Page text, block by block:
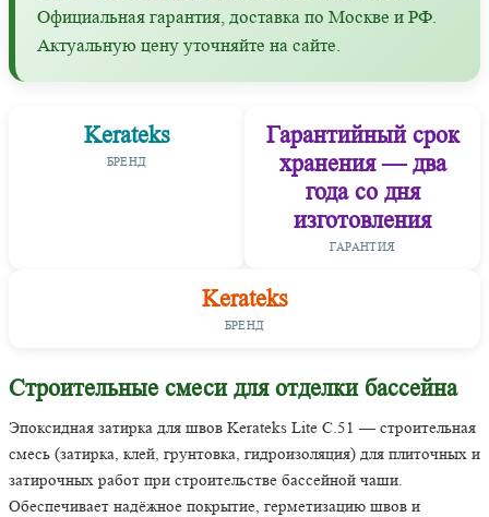
Официальная гарантия, доставка по Москве и РФ.
Актуальную цену уточняйте на сайте.
Kerateks
БРЕНД
Гарантийный срок
хранения — два
года со дня
изготовления
ГАРАНТИЯ
Kerateks
БРЕНД
Строительные смеси для отделки бассейна
Эпоксидная затирка для швов Kerateks Lite С.51 — строительная
смесь (затирка, клей, грунтовка, гидроизоляция) для плиточных и
затирочных работ при строительстве бассейной чаши.
Обеспечивает надёжное покрытие, герметизацию швов и